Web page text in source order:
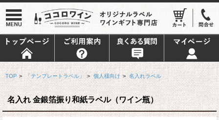
TOP > 「テンプレートラベル」 > 個人様向け > 名入れラベル
名入れ 金銀箔振り和紙ラベル（ワイン瓶）